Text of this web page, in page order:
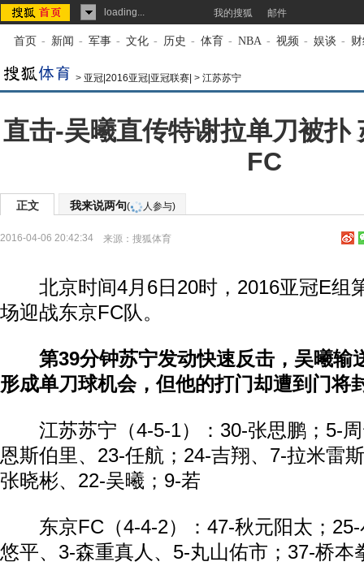
loading... 我的搜狐 邮件
首页 - 新闻 - 军事 - 文化 - 历史 - 体育 - NBA - 视频 - 娱谈 -
> 亚冠|2016亚冠|亚冠联赛| > 江苏苏宁
直击-吴曦直传特谢拉单刀被扑
FC
正文 我来说两句( 人参与)
2016-04-06 20:42:34 来源： 搜狐体育
北京时间4月6日20时，2016亚冠E组
场迎战东京FC队。
第39分钟苏宁发动快速反击，吴曦输
形成单刀球机会，但他的打门却遭到门将
江苏苏宁（4-5-1）：30-张思鹏；5-周
恩斯伯里、23-任航；24-吉翔、7-拉米雷
张晓彬、22-吴曦；9-若
东京FC（4-4-2）：47-秋元阳太；25-
悠平、3-森重真人、5-丸山佑市；37-桥本